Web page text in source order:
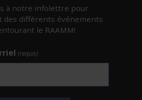
à notre infolettre pour
des différents événements
le RAAMM!
(requis)